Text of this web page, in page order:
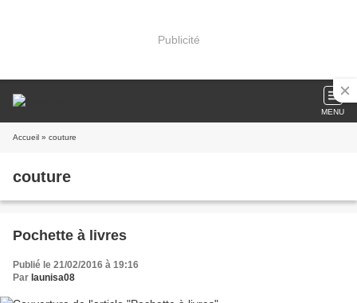
Publicité
MENU
Accueil » couture
couture
Pochette à livres
Publié le 21/02/2016 à 19:16
Par launisa08